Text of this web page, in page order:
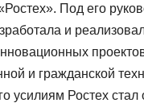
Под его
и
и гражданской
усилиям Ростех стал